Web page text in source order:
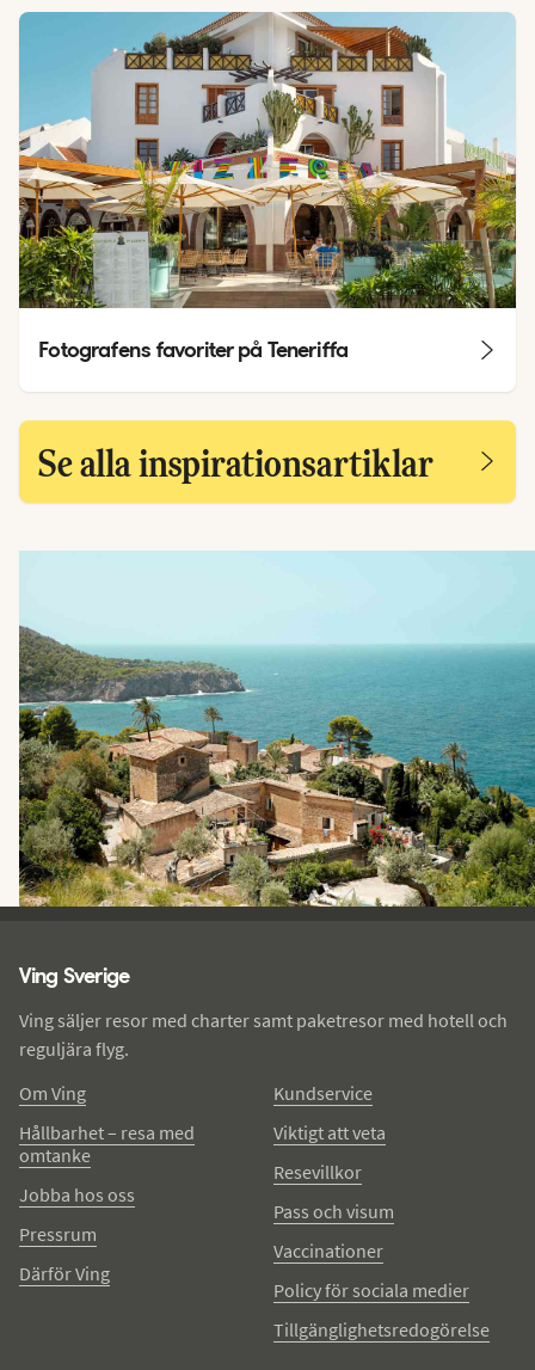
Fotografens favoriter på Teneriffa
Se alla inspirationsartiklar
Ving Sverige
Ving säljer resor med charter samt paketresor med hotell och
reguljära flyg.
Om Ving
Hållbarhet – resa med
omtanke
Jobba hos oss
Pressrum
Därför Ving
Kundservice
Viktigt att veta
Resevillkor
Pass och visum
Vaccinationer
Policy för sociala medier
Tillgänglighetsredogörelse